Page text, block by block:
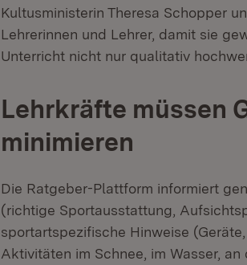
Kultusministerin Theresa Schopper
Lehrerinnen und Lehrer, damit sie
Unterricht nicht nur qualitativ
Lehrkräfte müssen
minimieren
Die Ratgeber-Plattform informiert
(richtige Sportausstattung,
sportartspezifische Hinweise
Aktivitäten im Schnee, im Wasser,